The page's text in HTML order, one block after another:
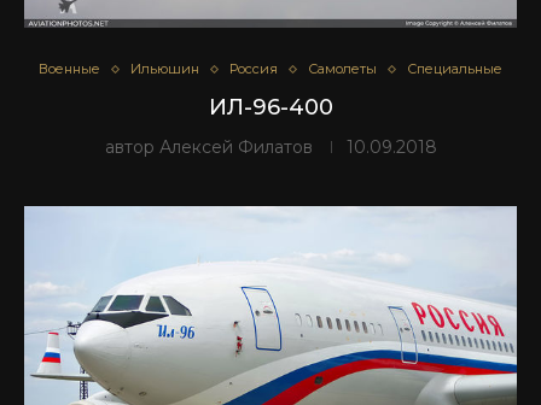
Военные Ильюшин Россия Самолеты Специальные
ИЛ-96-400
автор Алексей Филатов 10.09.2018